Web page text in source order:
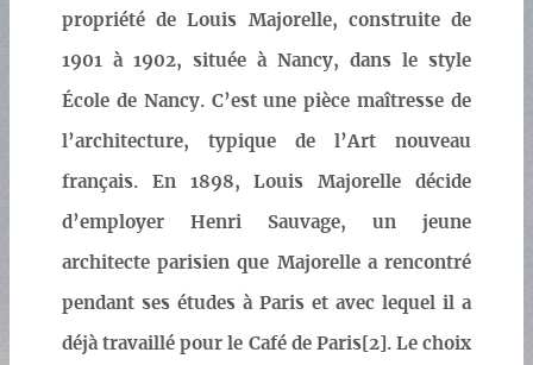
propriété de Louis Majorelle, construite de
1901 à 1902, située à Nancy, dans le style
École de Nancy. C’est une pièce maîtresse de
l’architecture, typique de l’Art nouveau
français. En 1898, Louis Majorelle décide
d’employer Henri Sauvage, un jeune
architecte parisien que Majorelle a rencontré
pendant ses études à Paris et avec lequel il a
déjà travaillé pour le Café de Paris[2]. Le choix